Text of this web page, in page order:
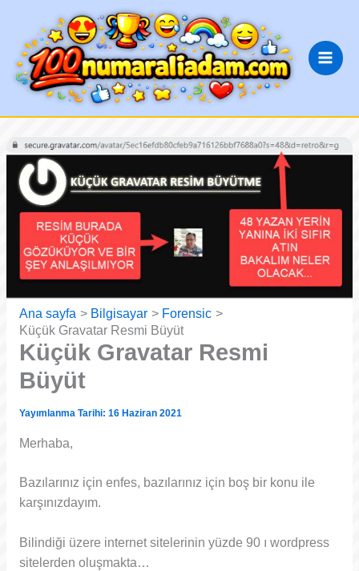
Ana sayfa Bilgisayar
Forensic
Küçük Gravatar Resmi Büyüt
Küçük Gravatar Resmi
Büyüt
Yayımlanma Tarihi: 16 Haziran 2021
Merhaba,
Bazılarınız için enfes, bazılarınız için boş bir konu ile
karşınızdayım.
Bilindiği üzere internet sitelerinin yüzde 90 ı wordpress
sitelerden oluşmakta…